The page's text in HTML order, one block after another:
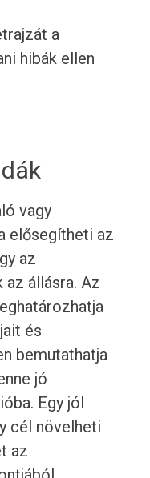
a
hibák ellen
vagy
elősegítheti az
az
az állásra. Az
és
bemutathatja
jó
Egy jól
cél növelheti
az